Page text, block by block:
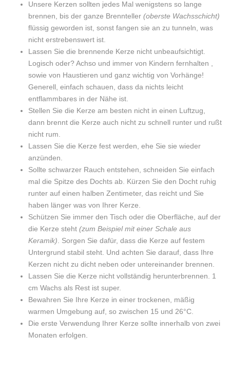
Facebook
Rosa"
on
Twitter
on
Google
Plus
on
Pinterest
on
LinkedIn
Unsere Kerzen sollten jedes Mal wenigstens so lange
brennen, bis der ganze Brennteller (oberste Wachsschicht)
flüssig geworden ist, sonst fangen sie an zu tunneln, was
nicht erstrebenswert ist.
Lassen Sie die brennende Kerze nicht unbeaufsichtigt.
Logisch oder? Achso und immer von Kindern fernhalten ,
sowie von Haustieren und ganz wichtig von Vorhänge!
Generell, einfach schauen, dass da nichts leicht
entflammbares in der Nähe ist.
Stellen Sie die Kerze am besten nicht in einen Luftzug,
dann brennt die Kerze auch nicht zu schnell runter und rußt
nicht rum.
Lassen Sie die Kerze fest werden, ehe Sie sie wieder
anzünden.
Sollte schwarzer Rauch entstehen, schneiden Sie einfach
mal die Spitze des Dochts ab. Kürzen Sie den Docht ruhig
runter auf einen halben Zentimeter, das reicht und Sie
haben länger was von Ihrer Kerze.
Schützen Sie immer den Tisch oder die Oberfläche, auf der
die Kerze steht (zum Beispiel mit einer Schale aus
Keramik) . Sorgen Sie dafür, dass die Kerze auf festem
Untergrund stabil steht. Und achten Sie darauf, dass Ihre
Kerzen nicht zu dicht neben oder untereinander brennen.
Lassen Sie die Kerze nicht vollständig herunterbrennen. 1
cm Wachs als Rest ist super.
Bewahren Sie Ihre Kerze in einer trockenen, mäßig
warmen Umgebung auf, so zwischen 15 und 26°C.
Die erste Verwendung Ihrer Kerze sollte innerhalb von zwei
Monaten erfolgen.